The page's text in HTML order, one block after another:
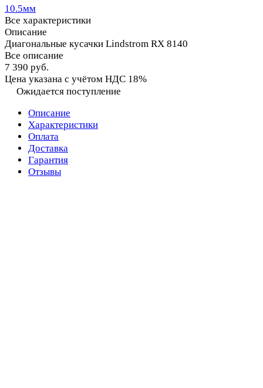
10.5мм
Все характеристики
Описание
Диагональные кусачки Lindstrom RX 8140
Все описание
7 390 руб.
Цена указана с учётом НДС 18%
Ожидается поступление
Описание
Характеристики
Оплата
Доставка
Гарантия
Отзывы